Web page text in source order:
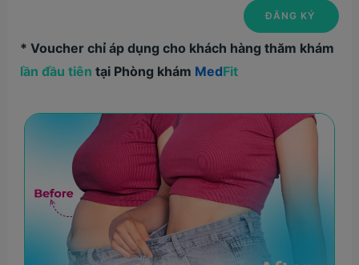
* Voucher chỉ áp dụng cho khách hàng thăm khám
lần đầu tiên tại Phòng khám MedFit